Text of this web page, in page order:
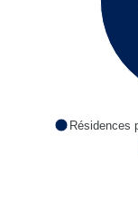
Résidences